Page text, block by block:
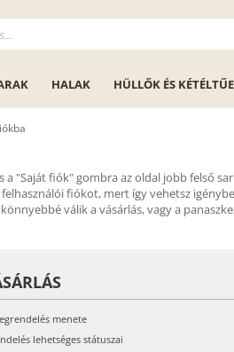
HALAK HÜLLŐK ÉS
"Saját fiók" gombra az oldal jobb felső
fiókot, mert így vehetsz
válik a vásárlás, vagy a
menete
lehetséges státuszai